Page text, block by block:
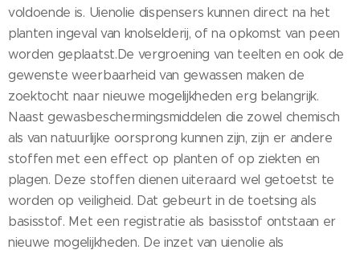
voldoende is. Uienolie dispensers kunnen direct na het
planten ingeval van knolselderij, of na opkomst van peen
worden geplaatst.De vergroening van teelten en ook de
gewenste weerbaarheid van gewassen maken de
zoektocht naar nieuwe mogelijkheden erg belangrijk.
Naast gewasbeschermingsmiddelen die zowel chemisch
als van natuurlijke oorsprong kunnen zijn, zijn er andere
stoffen met een effect op planten of op ziekten en
plagen. Deze stoffen dienen uiteraard wel getoetst te
worden op veiligheid. Dat gebeurt in de toetsing als
basisstof. Met een registratie als basisstof ontstaan er
nieuwe mogelijkheden. De inzet van uienolie als